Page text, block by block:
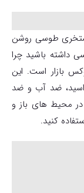
داشته باشید چرا
بازار است. این
ضد آب و ضد
محیط های باز و
کنید.